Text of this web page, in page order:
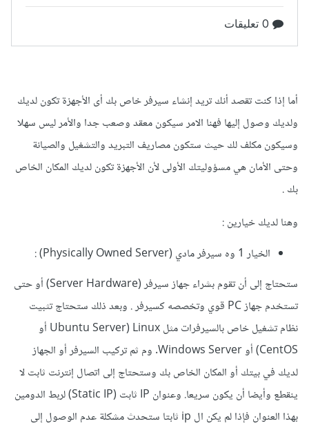
أما إذا كنت تقصد أنك تريد إنشاء سيرفر خاص بك أى الأجهزة تكون لديك
ولديك وصول إليها فهنا الامر سيكون معقد وصعب جدا والأمر ليس سهلا
وسيكون مكلف لك حيث ستكون مصاريف التبريد والتشغيل والصيانة
وحتى الأمان هي مسؤوليتك الأولى لأن الأجهزة تكون لديك المكان الخاص
بك .
وهنا لديك خيارين
الخيار 1 وه سيرفر مادي (Physically Owned Server)
ستحتاج إلى أن تقوم بشراء جهاز سيرفر (Server Hardware) أو حتى
تستخدم جهاز PC قوي وتخصصه كسيرفر . وبعد ذلك ستحتاج تثبيت
نظام تشغيل خاص بالسيرفرات مثل Linux (Ubuntu Server أو
CentOS) أو Windows Server. وم ثم تركيب السيرفر أو الجهاز
لديك في بيتك أو المكان الخاص بك وستحتاج إلى اتصال إنترنت ثابت لا
ينقطع وأيضا أن يكون سريعا. وعنوان IP ثابت (Static IP) لربط الدومين
بهذا العنوان فإذا لم يكن ال ip ثابتا ستحدث مشكلة عدم الوصول إلى